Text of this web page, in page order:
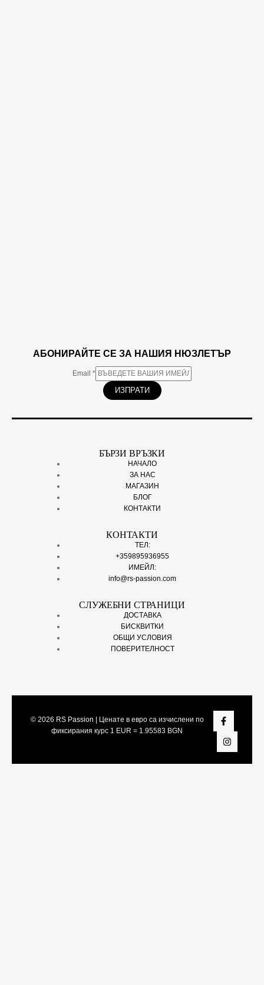
АБОНИРАЙТЕ СЕ ЗА НАШИЯ НЮЗЛЕТЪР
Email *
ИЗПРАТИ
БЪРЗИ ВРЪЗКИ
НАЧАЛО
ЗА НАС
МАГАЗИН
БЛОГ
КОНТАКТИ
КОНТАКТИ
ТЕЛ:
+359895936955
ИМЕЙЛ:
info@rs-passion.com
СЛУЖЕБНИ СТРАНИЦИ
ДОСТАВКА
БИСКВИТКИ
ОБЩИ УСЛОВИЯ
ПОВЕРИТЕЛНОСТ
© 2026 RS Passion | Ценате в евро са изчислени по
фиксирания курс 1 EUR = 1.95583 BGN